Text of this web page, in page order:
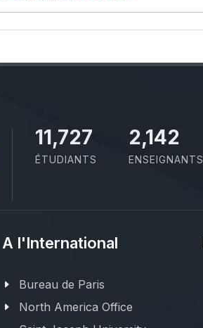
11,727
ÉTUDIANTS
2,142
ENSEIGNANTS
A l'International
Bureau de Paris
North America Office